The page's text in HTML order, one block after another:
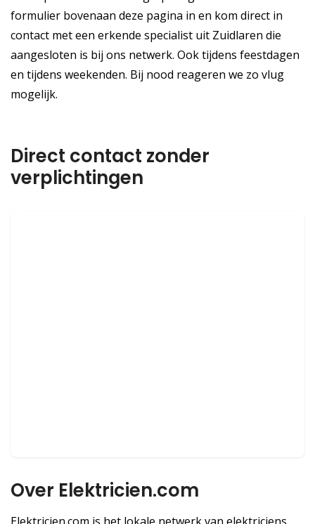
formulier bovenaan deze pagina in en kom direct in
contact met een erkende specialist uit Zuidlaren die
aangesloten is bij ons netwerk. Ook tijdens feestdagen
en tijdens weekenden. Bij nood reageren we zo vlug
mogelijk.
Direct contact zonder
verplichtingen
Over Elektricien.com
Elektricien.com is het lokale netwerk van elektriciens.